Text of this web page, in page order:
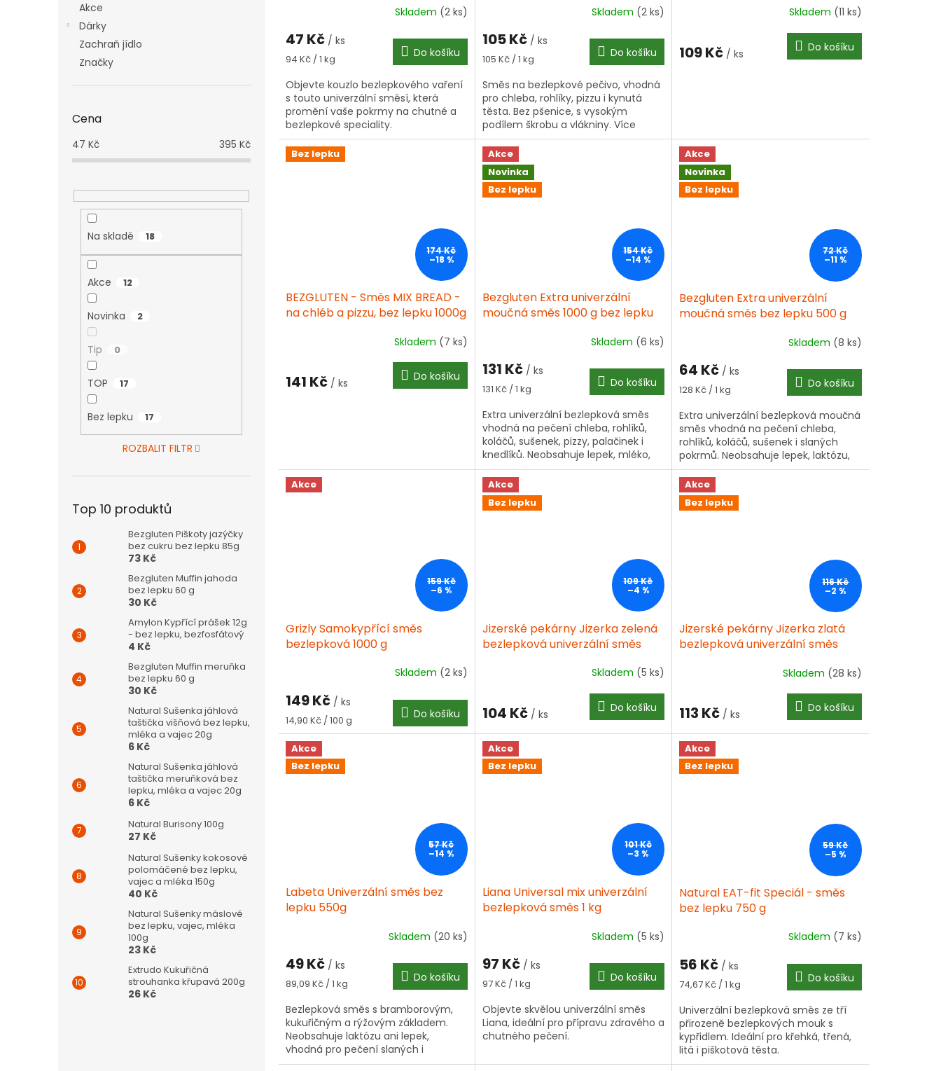
Akce
Dárky
Zachraň jídlo
Značky
Cena
47 Kč 395 Kč
Na skladě 18
Akce 12
Novinka 2
Tip 0
TOP 17
Bez lepku 17
ROZBALIT FILTR
Top 10 produktů
Bezgluten Piškoty jazýčky
bez cukru bez lepku 85g
73 Kč
Bezgluten Muffin jahoda
bez lepku 60 g
30 Kč
Amylon Kypřící prášek 12g
- bez lepku, bezfosfátový
4 Kč
Bezgluten Muffin meruňka
bez lepku 60 g
30 Kč
Natural Sušenka jáhlová
taštička višňová bez lepku,
mléka a vajec 20g
6 Kč
Natural Sušenka jáhlová
taštička meruňková bez
lepku, mléka a vajec 20g
6 Kč
Natural Burisony 100g
27 Kč
Natural Sušenky kokosové
polomáčené bez lepku,
vajec a mléka 150g
40 Kč
Natural Sušenky máslové
bez lepku, vajec, mléka
100g
23 Kč
Extrudo Kukuřičná
strouhanka křupavá 200g
26 Kč
Skladem (2 ks)
47 Kč / ks
Měrná
94 Kč / 1 kg Do košíku
Objevte kouzlo bezlepkového vaření
s touto univerzální směsí, která
promění vaše pokrmy na chutné a
bezlepkové speciality.
Skladem (2 ks)
105 Kč / ks
Měrná
105 Kč / 1 kg Do košíku
Směs na bezlepkové pečivo, vhodná
pro chleba, rohlíky, pizzu i kynutá
těsta. Bez pšenice, s vysokým
podílem škrobu a vlákniny. Více
informací ▾
Skladem (11 ks)
109 Kč / ks Do košíku
Bez lepku
174 Kč
–18 %
BEZGLUTEN - Směs MIX BREAD -
na chléb a pizzu, bez lepku 1000g
je
Skladem (7 ks)
141 Kč / ks Do košíku
Akce
Novinka
Bez lepku
154 Kč
–14 %
Bezgluten Extra univerzální
moučná směs 1000 g bez lepku
Skladem (6 ks)
131 Kč / ks
Měrná
131 Kč / 1 kg Do košíku
Extra univerzální bezlepková směs
vhodná na pečení chleba, rohlíků,
koláčů, sušenek, pizzy, palačinek i
knedlíků. Neobsahuje lepek, mléko,
vejce, čokoládu ani sóju. Veganská....
Akce
Novinka
Bez lepku
72 Kč
–11 %
Bezgluten Extra univerzální
moučná směs bez lepku 500 g
Skladem (8 ks)
64 Kč / ks
Měrná
128 Kč / 1 kg Do košíku
Extra univerzální bezlepková moučná
směs vhodná na pečení chleba,
rohlíků, koláčů, sušenek i slaných
pokrmů. Neobsahuje lepek, laktózu,
vejce ani sóju. Certifikována...
Akce
159 Kč
–6 %
Grizly Samokypřící směs
bezlepková 1000 g
Skladem (2 ks)
149 Kč / ks
Měrná
cena:
14,90 Kč / 100 g Do košíku
Akce
Bez lepku
109 Kč
–4 %
Jizerské pekárny Jizerka zelená
bezlepková univerzální směs
je
z
5
hvězdiček.
Skladem (5 ks)
104 Kč / ks Do košíku
Akce
Bez lepku
116 Kč
–2 %
Jizerské pekárny Jizerka zlatá
bezlepková univerzální směs
je
z
5
hvězdiček.
Skladem (28 ks)
113 Kč / ks Do košíku
Akce
Bez lepku
57 Kč
–14 %
Labeta Univerzální směs bez
lepku 550g
Skladem (20 ks)
49 Kč / ks
Měrná
89,09 Kč / 1 kg Do košíku
Bezlepková směs s bramborovým,
kukuřičným a rýžovým základem.
Neobsahuje laktózu ani lepek,
vhodná pro pečení slaných i
sladkých dobrot.
Akce
Bez lepku
101 Kč
–3 %
Liana Universal mix univerzální
bezlepková směs 1 kg
Skladem (5 ks)
97 Kč / ks
Měrná
97 Kč / 1 kg Do košíku
Objevte skvělou univerzální směs
Liana, ideální pro přípravu zdravého a
chutného pečení.
Akce
Bez lepku
59 Kč
–5 %
Natural EAT-fit Speciál - směs
bez lepku 750 g
Skladem (7 ks)
56 Kč / ks
Měrná
74,67 Kč / 1 kg Do košíku
Univerzální bezlepková směs ze tří
přirozeně bezlepkových mouk s
kypřidlem. Ideální pro křehká, třená,
litá i piškotová těsta.